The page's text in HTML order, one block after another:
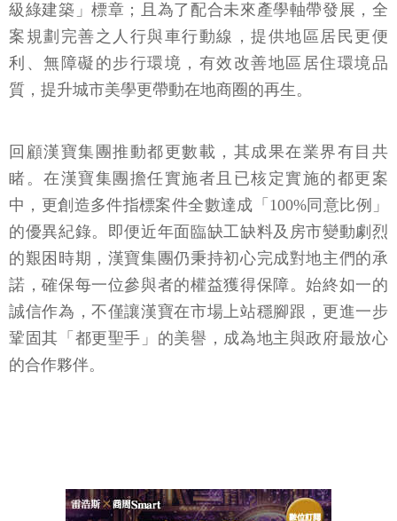
級綠建築」標章；且為了配合未來產學軸帶發展，全
案規劃完善之人行與車行動線，提供地區居民更便
利、無障礙的步行環境，有效改善地區居住環境品
質，提升城市美學更帶動在地商圈的再生。
回顧漢寶集團推動都更數載，其成果在業界有目共
睹。在漢寶集團擔任實施者且已核定實施的都更案
中，更創造多件指標案件全數達成「100%同意比例」
的優異紀錄。即便近年面臨缺工缺料及房市變動劇烈
的艱困時期，漢寶集團仍秉持初心完成對地主們的承
諾，確保每一位參與者的權益獲得保障。始終如一的
誠信作為，不僅讓漢寶在市場上站穩腳跟，更進一步
鞏固其「都更聖手」的美譽，成為地主與政府最放心
的合作夥伴。